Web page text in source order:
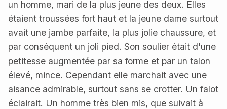
un homme, mari de la plus jeune des deux. Elles
étaient troussées fort haut et la jeune dame surtout
avait une jambe parfaite, la plus jolie chaussure, et
par conséquent un joli pied. Son soulier était d'une
petitesse augmentée par sa forme et par un talon
élevé, mince. Cependant elle marchait avec une
aisance admirable, surtout sans se crotter. Un falot
éclairait. Un homme très bien mis, que suivait à